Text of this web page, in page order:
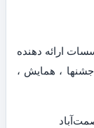
ارائه دهنده
، همایش ،